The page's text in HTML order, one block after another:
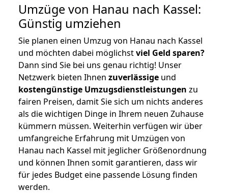
Umzüge von Hanau nach Kassel:
Günstig umziehen
Sie planen einen Umzug von Hanau nach Kassel
und möchten dabei möglichstviel Geld sparen?
Dann sind Sie bei uns genau richtig! Unser
Netzwerk bieten Ihnen zuverlässige und
kostengünstige Umzugsdienstleistungen zu
fairen Preisen, damit Sie sich um nichts anderes
als die wichtigen Dinge in Ihrem neuen Zuhause
kümmern müssen. Weiterhin verfügen wir über
umfangreiche Erfahrung mit Umzügen von
Hanau nach Kassel mit jeglicher Größenordnung
und können Ihnen somit garantieren, dass wir
für jedes Budget eine passende Lösung finden
werden.